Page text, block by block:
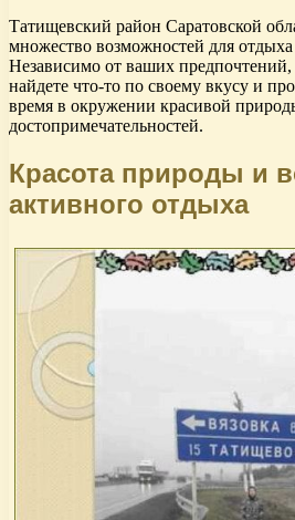
Татищевский район Саратовской
множество возможностей для
Независимо от ваших предпочтений,
найдете что-то по своему вкусу и
время в окружении красивой
достопримечательностей.
Красота природы и
активного отдыха